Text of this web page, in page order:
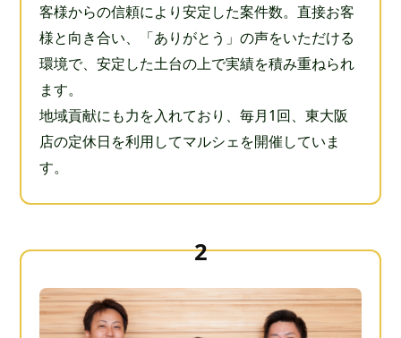
客様からの信頼により安定した案件数。直接お客
様と向き合い、「ありがとう」の声をいただける
環境で、安定した土台の上で実績を積み重ねられ
ます。
地域貢献にも力を入れており、毎月1回、東大阪
店の定休日を利用してマルシェを開催していま
す。